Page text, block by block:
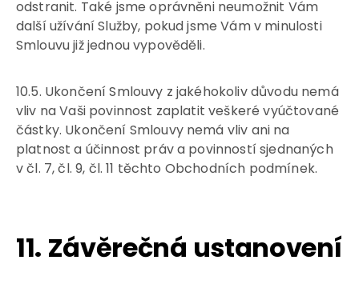
odstranit. Také jsme oprávněni neumožnit Vám
další užívání Služby, pokud jsme Vám v minulosti
Smlouvu již jednou vypověděli.
10.5. Ukončení Smlouvy z jakéhokoliv důvodu nemá
vliv na Vaši povinnost zaplatit veškeré vyúčtované
částky. Ukončení Smlouvy nemá vliv ani na
platnost a účinnost práv a povinností sjednaných
v čl. 7, čl. 9, čl. 11 těchto Obchodních podmínek.
11. Závěrečná ustanovení